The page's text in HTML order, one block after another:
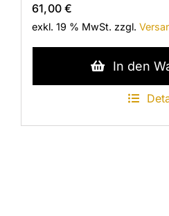
61,00€
exkl. 19 % MwSt. zzgl.
In den